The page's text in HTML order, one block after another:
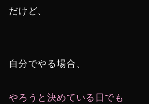
だけど、
自分でやる場合、
やろうと決めている日でも